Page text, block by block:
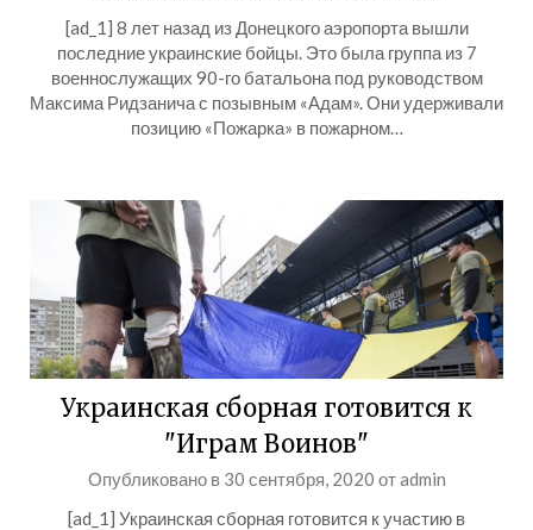
[ad_1] 8 лет назад из Донецкого аэропорта вышли
последние украинские бойцы. Это была группа из 7
военнослужащих 90-го батальона под руководством
Максима Ридзанича с позывным «Адам». Они удерживали
позицию «Пожарка» в пожарном…
Украинская сборная готовится к
"Играм Воинов"
Опубликовано в 30 сентября, 2020 отadmin
[ad_1] Украинская сборная готовится к участию в